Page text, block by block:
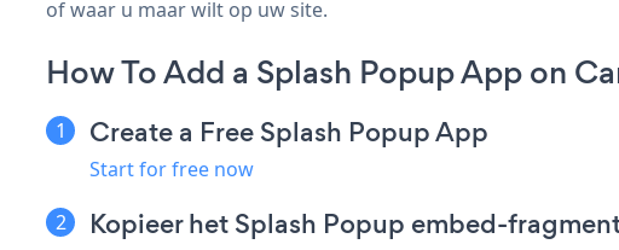
of waar u maar wilt op uw site.
How To Add a Splash Popup App on
Create a Free Splash Popup App
Start for free now
Kopieer het Splash Popup embed-